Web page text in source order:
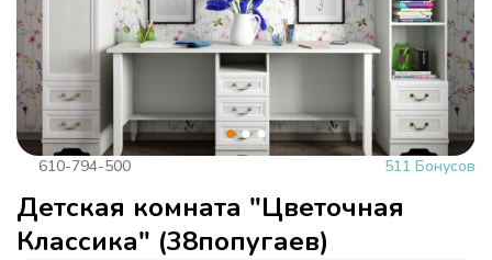
610-794-500 511 Бонусов
Детская комната "Цветочная
Классика" (38попугаев)